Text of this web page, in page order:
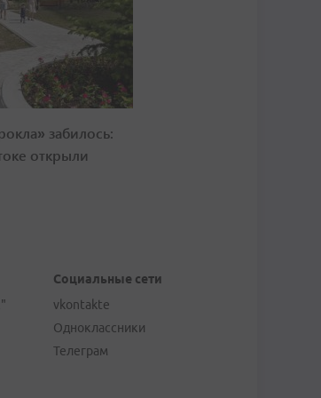
забилось:
открыли
Социальные сети
vkontakte
Одноклассники
Телеграм